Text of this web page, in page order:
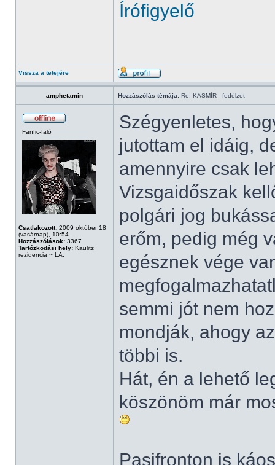
Írófigyelő
Vissza a tetejére
amphetamin Hozzászólás témája: Re: KASMÍR - fedélzet
Fanfic-faló
Csatlakozott: 2009 október 18
(vasárnap), 10:54
Hozzászólások: 3367
Tartózkodási hely: Kaulitz
rezidencia ~ LA.
Szégyenletes,
jutottam el idáig,
amennyire csak
Vizsgaidőszak
polgári jog
erőm, pedig még
egésznek vége
semmi jót nem
mondják, ahogy
többi is.
Hát, én a lehető
köszönöm már
Pasifronton is